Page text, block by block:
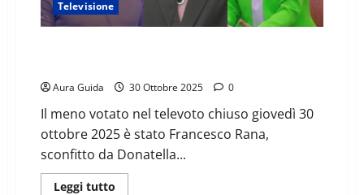
Televisione
Aura Guida 30 Ottobre 2025 0
Il meno votato nel televoto chiuso giovedì 30
ottobre 2025 è stato Francesco Rana,
sconfitto da Donatella...
Leggi tutto